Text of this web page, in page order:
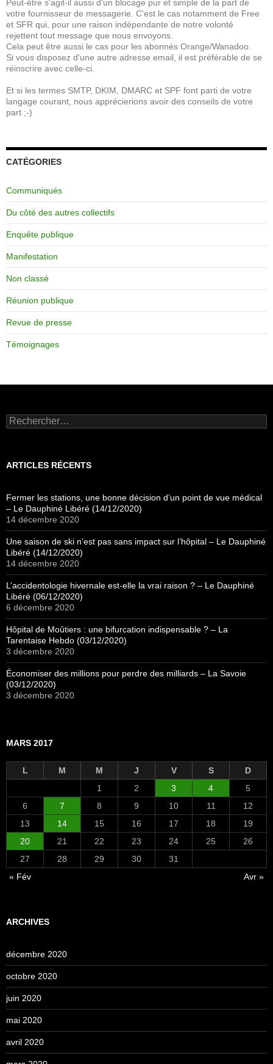
Peut-être s'agit-il aussi d'un blocage pur et simple de la part de
votre fournisseur de messagerie. C'est le cas notamment de Free
et SFR qui, pour une raison indépendante de notre volonté
rejettent tout message que nous envoyons.
Cela peut être aussi le cas pour les abonnés Orange/Wanadoo.
Si vous disposez d'une autre adresse email, il est préférable de se
réinscrire avec celle-ci.
Et si les termes SMTP, DKIM, DMARC et SPF font parti de votre
langage courant, nous apprécierions avoir des conseils de votre
part ;-)
CATÉGORIES
Communiqués
Du côté des autres collectifs
Enquête publique
Manifestation
Non classé
Réunion publique
Revue de presse
Témoignages
Rechercher :
ARTICLES RÉCENTS
Fermer les stations, une bonne décision d’un point de vue médical
– Le Dauphiné Libéré (14/12/2020)
14 décembre 2020
Une saison de ski n’est pas sans impact sur l’hôpital – Le Dauphiné
Libéré (14/12/2020)
14 décembre 2020
L’accidentologie hivernale est-elle la vrai raison ? – Le Dauphiné
Libéré (06/12/2020)
6 décembre 2020
Hôpital de Moûtiers : une bifurcation indispensable ? – La
Tarentaise Hebdo (03/12/2020)
3 décembre 2020
Économiser des millions pour perdre des milliards – La Savoie
(03/12/2020)
3 décembre 2020
MARS 2017
L M M J V S
D
1
2 3 4
5
6
7 8 9 10 11
12
13
14 15 16 17 18
19
20
21 22 23 24 25
26
27
28 29 30
31
« Fév
Avr »
ARCHIVES
décembre 2020
octobre 2020
juin 2020
mai 2020
avril 2020